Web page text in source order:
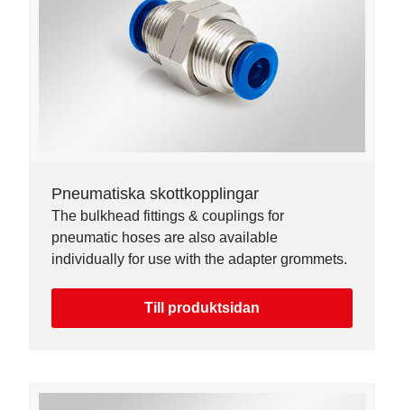
Pneumatiska skottkopplingar
The bulkhead fittings & couplings for
pneumatic hoses are also available
individually for use with the adapter grommets.
Till produktsidan